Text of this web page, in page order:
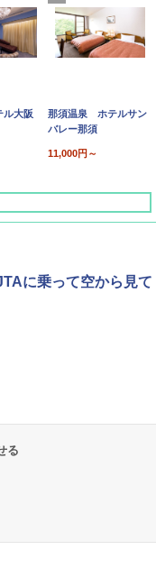
ル大阪
那須温泉 ホテルサン
バレー那須
11,000円～
に乗って空から見て
る